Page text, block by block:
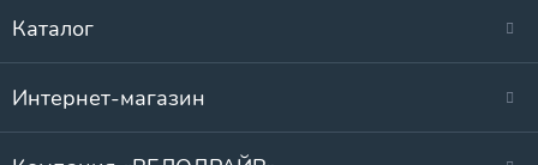
Каталог
Интернет-магазин